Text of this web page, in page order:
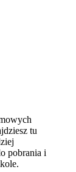
tu
pobrania i